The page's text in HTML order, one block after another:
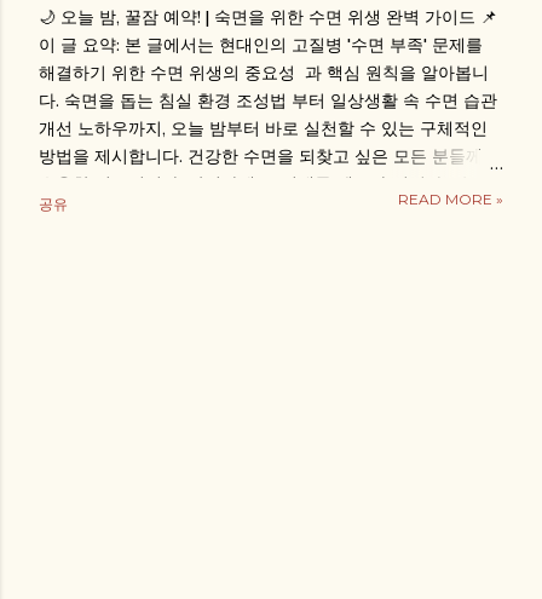
🌙 오늘 밤, 꿀잠 예약! | 숙면을 위한 수면 위생 완벽 가이드 📌
이 글 요약: 본 글에서는 현대인의 고질병 '수면 부족' 문제를
해결하기 위한 수면 위생의 중요성 과 핵심 원칙을 알아봅니
다. 숙면을 돕는 침실 환경 조성법 부터 일상생활 속 수면 습관
개선 노하우까지, 오늘 밤부터 바로 실천할 수 있는 구체적인
방법을 제시합니다. 건강한 수면을 되찾고 싶은 모든 분들께
유용한 정보입니다. 안녕하세요! 서대문 젠스파 입니다. 밤에
침대에 누워도 잠이 오지 않거나, 자더라도 자주 깨서 아침에
공유 READ MORE »